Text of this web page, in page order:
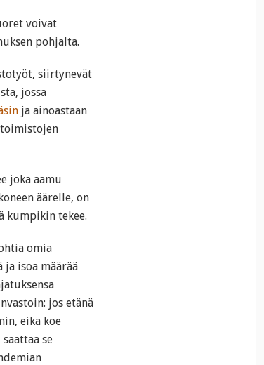
voivat
pohjalta.
siirtynevät
jossa
ja ainoastaan
joka aamu
äärelle, on
kumpikin tekee.
omia
ja isoa määrää
jos etänä
eikä koe
se